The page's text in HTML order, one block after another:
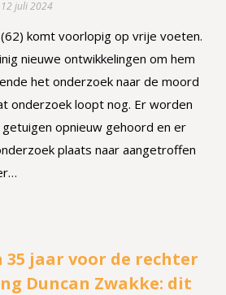
12 juli 2024
(62) komt voorlopig op vrije voeten.
nieuwe ontwikkelingen om hem
het onderzoek naar de moord
onderzoek loopt nog. Er worden
opnieuw gehoord en er
plaats naar aangetroffen
35 jaar voor de rechter
Duncan Zwakke: dit